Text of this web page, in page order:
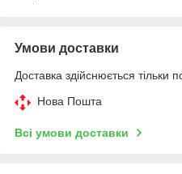
Умови доставки
Доставка здійснюється тільки
Нова Пошта
Всі умови доставки